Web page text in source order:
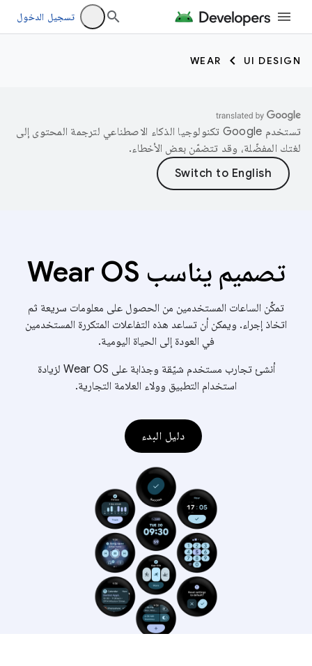
تسجيل الدخول
UI DESIGN
WEAR
تستخدم Google تكنولوجيا الذكاء الاصطناعي لترجمة المحتوى إلى
لغتك المفضّلة، وقد تتضمّن بعض الأخطاء.
تصميم يناسب Wear OS
تمكِّن الساعات المستخدمين من الحصول على معلومات سريعة ثم
اتخاذ إجراء. ويمكن أن تساعد هذه التفاعلات المتكررة المستخدمين
في العودة إلى الحياة اليومية.
أنشئ تجارب مستخدم شيّقة وجذابة على Wear OS لزيادة
استخدام التطبيق وولاء العلامة التجارية.
دليل البدء